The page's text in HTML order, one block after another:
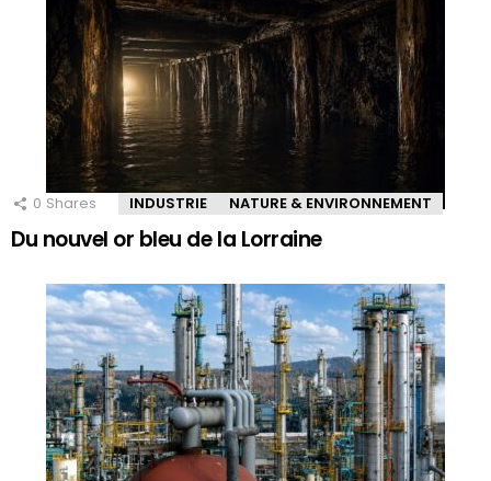
0 Shares INDUSTRIE NATURE & ENVIRONNEMENT
Du nouvel or bleu de la Lorraine